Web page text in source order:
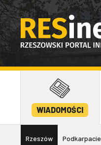
WIADOMOŚCI
Rzeszów Podkarpacie